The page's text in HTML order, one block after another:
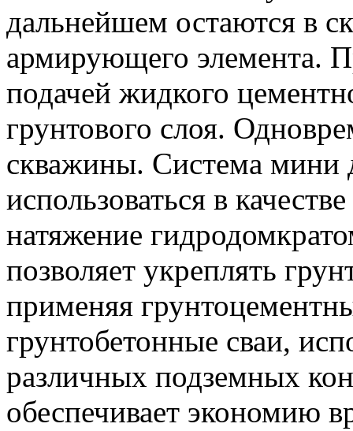
дальнейшем остаются в
армирующего элемента.
подачей жидкого
грунтового слоя.
скважины. Система мини
использоваться в
натяжение
позволяет укреплять
применяя
грунтобетонные сваи,
различных подземных
обеспечивает экономию